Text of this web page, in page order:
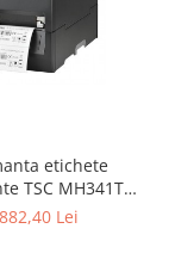
etichete
TSC MH341T,
USB, Ethernet,
Lei